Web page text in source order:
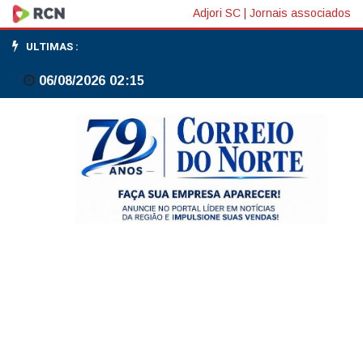
Corte
da
Itália
manda
refazer
julgamento
Adjori SC Jornais associados
ULTIMAS :
06/08/2026 02:15